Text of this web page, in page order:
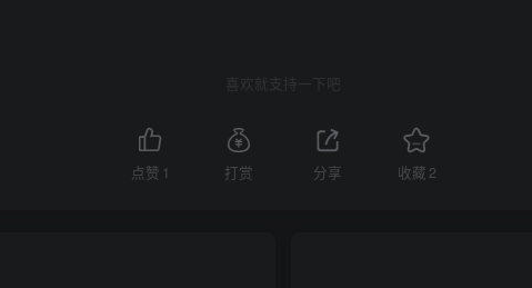
喜欢就支持一下吧
点赞 1 打赏 分享 收藏 2